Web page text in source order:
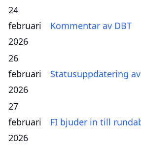
24
februari
2026
Kommentar av DBT
26
februari
2026
Statusuppdatering
27
februari
2026
FI bjuder in till